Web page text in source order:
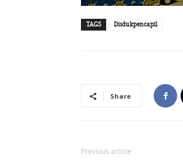
TAGS Disdukpencapil
Share
Previous article